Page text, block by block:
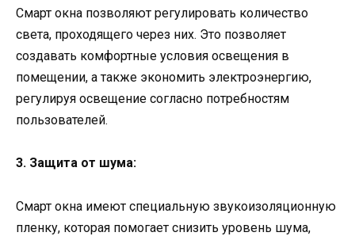
Смарт окна позволяют регулировать количество
света, проходящего через них. Это позволяет
создавать комфортные условия освещения в
помещении, а также экономить электроэнергию,
регулируя освещение согласно потребностям
пользователей.
3. Защита от шума:
Смарт окна имеют специальную звукоизоляционную
пленку, которая помогает снизить уровень шума,